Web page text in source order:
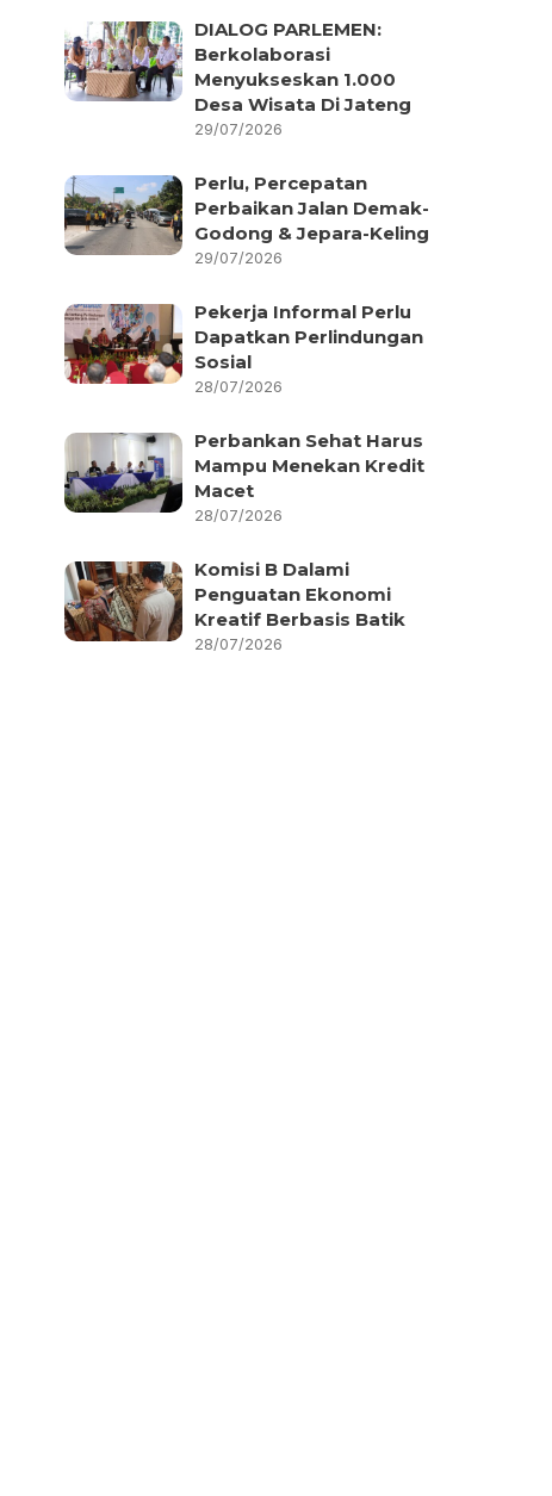
DIALOG PARLEMEN:
Berkolaborasi
Menyukseskan 1.000
Desa Wisata Di Jateng
29/07/2026
Perlu, Percepatan
Perbaikan Jalan Demak-
Godong & Jepara-Keling
29/07/2026
Pekerja Informal Perlu
Dapatkan Perlindungan
Sosial
28/07/2026
Perbankan Sehat Harus
Mampu Menekan Kredit
Macet
28/07/2026
Komisi B Dalami
Penguatan Ekonomi
Kreatif Berbasis Batik
28/07/2026